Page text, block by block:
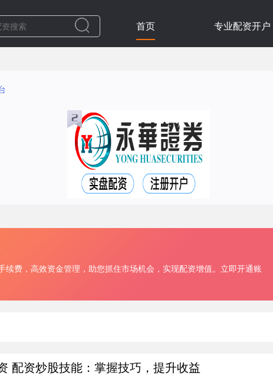
首页 专业配资开户
费，高效资金管理，助您抓住市场机会，实现配资增值。立即开通账
配资炒股技能：掌握技巧，提升收益